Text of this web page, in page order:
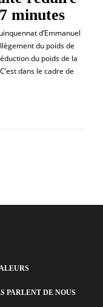
minutes
d’Emmanuel
du poids de
du poids de la
dans le cadre de
PARLENT DE NOUS